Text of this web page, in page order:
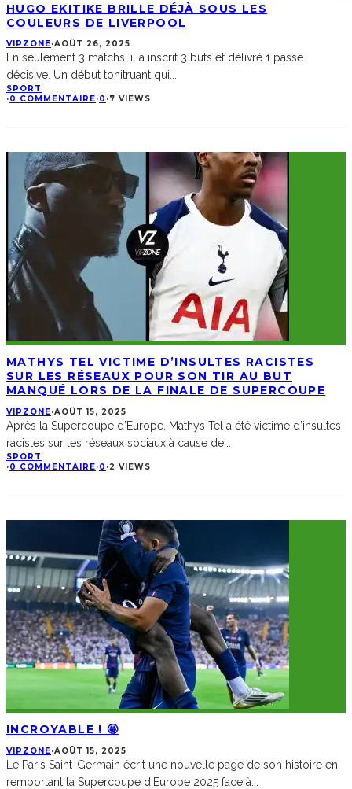
HUGO EKITIKE BRILLE DÉJÀ SOUS LES
COULEURS DE LIVERPOOL
VIPZONE·AOÛT 26, 2025
En seulement 3 matchs, il a inscrit 3 buts et délivré 1 passe
décisive. Un début tonitruant qui...
SPORT
·0 COMMENTAIRE·0 ·7 VIEWS
MATHYS TEL VICTIME D’INSULTES RACISTES
SUR LES RÉSEAUX POUR SON TIR AU BUT
MANQUÉ LORS DE LA FINALE DE SUPERCOUPE
VIPZONE·AOÛT 15, 2025
Après la Supercoupe d’Europe, Mathys Tel a été victime d’insultes
racistes sur les réseaux sociaux à cause de
SPORT
·0 COMMENTAIRE·0 ·2 VIEWS
INCROYABLE ! 🤩
VIPZONE·AOÛT 15, 2025
Le Paris Saint-Germain écrit une nouvelle page de son histoire en
remportant la Supercoupe d’Europe 2025 face à